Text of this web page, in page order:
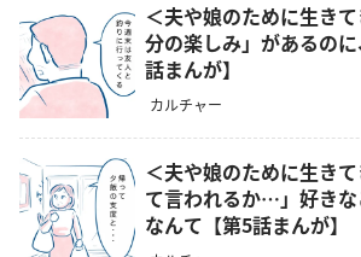
＜夫や娘のために生き
分の楽しみ」があるの
話まんが】
カルチャー
＜夫や娘のために生き
て言われるか…」好き
なんて【第5話まんが】